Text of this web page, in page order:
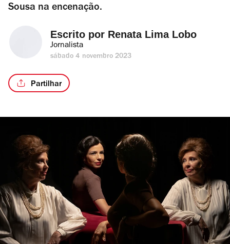
Sousa na encenação.
Escrito por Renata Lima Lobo
Jornalista
sábado 4 novembro 2023
Partilhar